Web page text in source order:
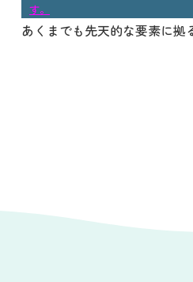
す。
あくまでも先天的な要素に拠